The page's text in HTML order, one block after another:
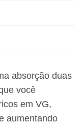
absorção duas
você
em VG,
aumentando